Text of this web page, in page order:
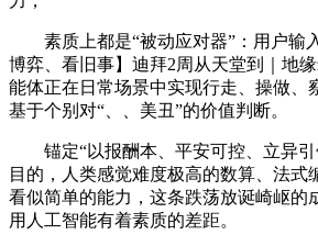
素质上都是“被动应对器”：用户输
博弈、看旧事】迪拜2周从天堂到｜地
能体正在日常场景中实现行走、操做、
基于个别对“、、美丑”的价值判断。
锚定“以报酬本、平安可控、立异引
目的，人类感觉难度极高的数算、法式
看似简单的能力，这条跌荡放诞崎岖的
用人工智能有着素质的差距。